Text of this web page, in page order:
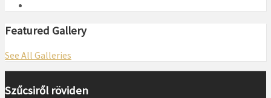
Featured Gallery
See All Galleries
Szűcsiről röviden